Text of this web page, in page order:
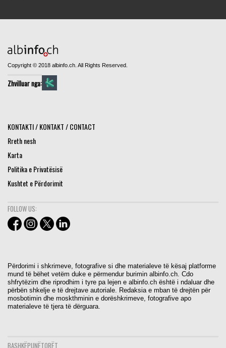
Copyright © 2018 albinfo.ch. All Rights Reserved.
Zhvilluar nga:
KONTAKTI / KONTAKT / CONTACT
Rreth nesh
Karta
Politika e Privatësisë
Kushtet e Përdorimit
FOLLOW US:
Përdorimi i shkrimeve, fotografive si dhe materialeve të kësaj platforme
mund të bëhet vetëm duke e përmendur burimin albinfo.ch. Cdo
shfrytëzim dhe riprodhim i tyre pa lejen e albinfo.ch është i ndaluar dhe
përbën shkelje e të drejtave autoriale. Redaksia e mban të drejtën për
mosbotimin dhe moskthminin e dorëshkrimeve, fotografive apo
materialeve të tjera të dërguara.
BASHKËPUNËTORËT